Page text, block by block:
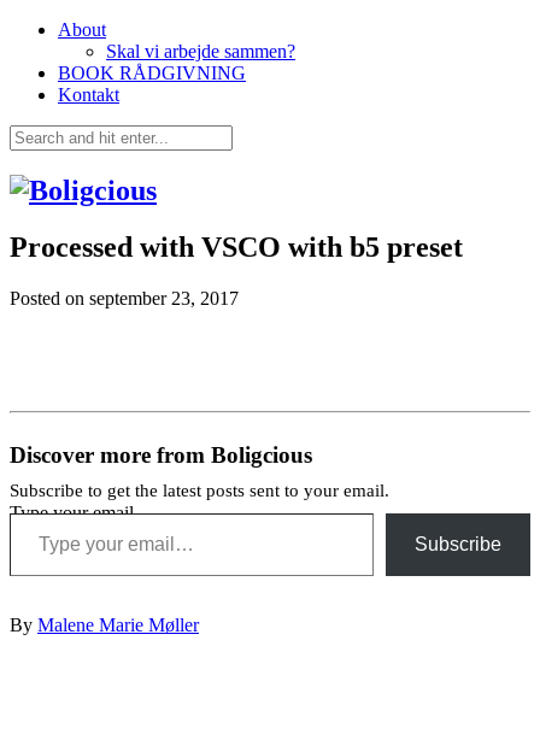
About
Skal vi arbejde sammen?
BOOK RÅDGIVNING
Kontakt
Processed with VSCO with b5 preset
Posted on september 23, 2017
Discover more from Boligcious
Subscribe to get the latest posts sent to your email.
Type your email…
Subscribe
By Malene Marie Møller